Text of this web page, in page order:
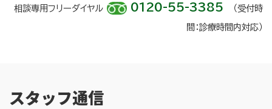
相談専用フリーダイヤル 0120-55-3385 （受付時
間：診療時間内対応）
スタッフ通信